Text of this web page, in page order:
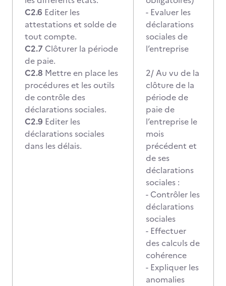
C2.6 Editer les
attestations et solde de
tout compte.
C2.7 Clôturer la période
de paie.
C2.8 Mettre en place les
procédures et les outils
de contrôle des
déclarations sociales.
C2.9 Editer les
déclarations sociales
dans les délais.
- Evaluer les
déclarations
sociales de
l’entreprise
2/ Au vu de la
clôture de la
période de
paie de
l’entreprise le
mois
précédent et
de ses
déclarations
sociales :
- Contrôler les
déclarations
sociales
- Effectuer
des calculs de
cohérence
- Expliquer les
anomalies